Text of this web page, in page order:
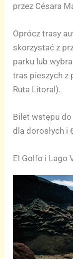
przez Césara
Oprócz trasy
skorzystać z
parku lub
tras pieszych z
Ruta Litoral).
Bilet wstępu
dla dorosłych i
El Golfo i Lago